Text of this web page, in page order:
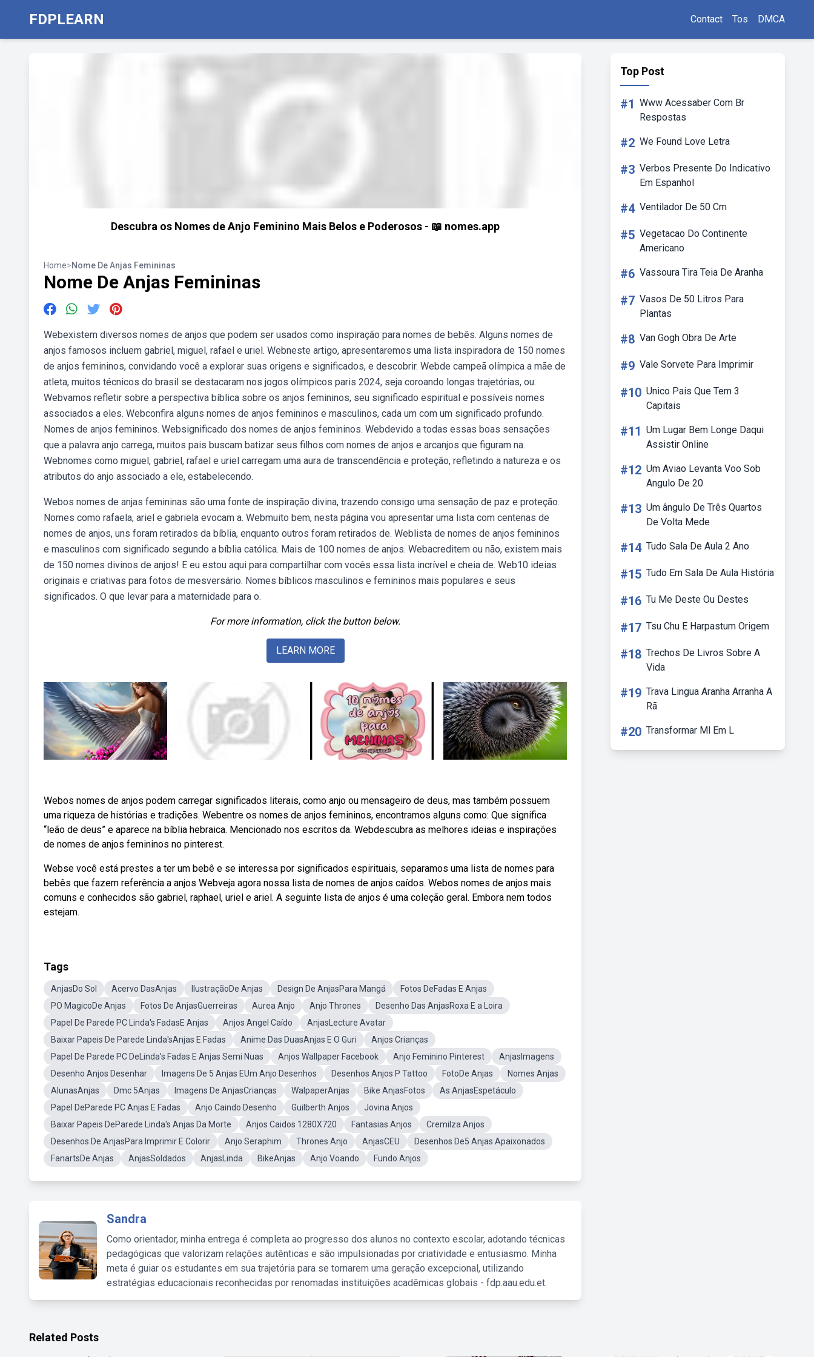
FDPLEARN Contact Tos DMCA
Descubra os Nomes de Anjo Feminino Mais Belos e Poderosos - 📖 nomes.app
Home>Nome De Anjas Femininas
Nome De Anjas Femininas
Webexistem diversos nomes de anjos que podem ser usados como inspiração para nomes de bebês. Alguns nomes de
anjos famosos incluem gabriel, miguel, rafael e uriel. Webneste artigo, apresentaremos uma lista inspiradora de 150 nomes
de anjos femininos, convidando você a explorar suas origens e significados, e descobrir. Webde campeã olímpica a mãe de
atleta, muitos técnicos do brasil se destacaram nos jogos olímpicos paris 2024, seja coroando longas trajetórias, ou.
Webvamos refletir sobre a perspectiva bíblica sobre os anjos femininos, seu significado espiritual e possíveis nomes
associados a eles. Webconfira alguns nomes de anjos femininos e masculinos, cada um com um significado profundo.
Nomes de anjos femininos. Websignificado dos nomes de anjos femininos. Webdevido a todas essas boas sensações
que a palavra anjo carrega, muitos pais buscam batizar seus filhos com nomes de anjos e arcanjos que figuram na.
Webnomes como miguel, gabriel, rafael e uriel carregam uma aura de transcendência e proteção, refletindo a natureza e os
atributos do anjo associado a ele, estabelecendo.
Webos nomes de anjas femininas são uma fonte de inspiração divina, trazendo consigo uma sensação de paz e proteção.
Nomes como rafaela, ariel e gabriela evocam a. Webmuito bem, nesta página vou apresentar uma lista com centenas de
nomes de anjos, uns foram retirados da bíblia, enquanto outros foram retirados de. Weblista de nomes de anjos femininos
e masculinos com significado segundo a bíblia católica. Mais de 100 nomes de anjos. Webacreditem ou não, existem mais
de 150 nomes divinos de anjos! E eu estou aqui para compartilhar com vocês essa lista incrível e cheia de. Web10 ideias
originais e criativas para fotos de mesversário. Nomes bíblicos masculinos e femininos mais populares e seus
significados. O que levar para a maternidade para o.
For more information, click the button below.
LEARN MORE
Webos nomes de anjos podem carregar significados literais, como anjo ou mensageiro de deus, mas também possuem
uma riqueza de histórias e tradições. Webentre os nomes de anjos femininos, encontramos alguns como: Que significa
“leão de deus” e aparece na bíblia hebraica. Mencionado nos escritos da. Webdescubra as melhores ideias e inspirações
de nomes de anjos femininos no pinterest.
Webse você está prestes a ter um bebê e se interessa por significados espirituais, separamos uma lista de nomes para
bebês que fazem referência a anjos Webveja agora nossa lista de nomes de anjos caídos. Webos nomes de anjos mais
comuns e conhecidos são gabriel, raphael, uriel e ariel. A seguinte lista de anjos é uma coleção geral. Embora nem todos
estejam.
Tags
AnjasDo Sol Acervo DasAnjas IlustraçãoDe Anjas Design De AnjasPara Mangá
Fotos DeFadas E Anjas
PO MagicoDe Anjas
Fotos De AnjasGuerreiras Aurea Anjo Anjo Thrones
Desenho Das AnjasRoxa E a Loira
Papel De Parede PC Linda's FadasE Anjas
Anjos Angel Caído
AnjasLecture Avatar
Baixar Papeis De Parede Linda'sAnjas E Fadas
Anime Das DuasAnjas E O Guri
Anjos Crianças
Papel De Parede PC DeLinda's Fadas E Anjas Semi Nuas
Anjos Wallpaper Facebook Anjo Feminino Pinterest
AnjasImagens
Desenho Anjos Desenhar
Imagens De 5 Anjas EUm Anjo Desenhos Desenhos Anjos P Tattoo FotoDe Anjas
Nomes Anjas
AlunasAnjas
Dmc 5Anjas Imagens De AnjasCrianças WalpaperAnjas Bike AnjasFotos
As AnjasEspetáculo
Papel DeParede PC Anjas E Fadas
Anjo Caindo Desenho Guilberth Anjos
Jovina Anjos
Baixar Papeis DeParede Linda's Anjas Da Morte
Anjos Caidos 1280X720 Fantasias Anjos
Cremilza Anjos
Desenhos De AnjasPara Imprimir E Colorir
Anjo Seraphim Thrones Anjo AnjasCEU
Desenhos De5 Anjas Apaixonados
FanartsDe Anjas
AnjasSoldados AnjasLinda BikeAnjas Anjo Voando Fundo Anjos
Sandra
Como orientador, minha entrega é completa ao progresso dos alunos no contexto escolar, adotando técnicas
pedagógicas que valorizam relações autênticas e são impulsionadas por criatividade e entusiasmo. Minha
meta é guiar os estudantes em sua trajetória para se tornarem uma geração excepcional, utilizando
estratégias educacionais reconhecidas por renomadas instituições acadêmicas globais - fdp.aau.edu.et.
Top Post
#1 Www Acessaber Com Br
Respostas
#2 We Found Love Letra
#3 Verbos Presente Do Indicativo
Em Espanhol
#4 Ventilador De 50 Cm
#5 Vegetacao Do Continente
Americano
#6 Vassoura Tira Teia De Aranha
#7 Vasos De 50 Litros Para
Plantas
#8 Van Gogh Obra De Arte
#9 Vale Sorvete Para Imprimir
#10 Unico Pais Que Tem 3
Capitais
#11 Um Lugar Bem Longe Daqui
Assistir Online
#12 Um Aviao Levanta Voo Sob
Angulo De 20
#13 Um ângulo De Três Quartos
De Volta Mede
#14 Tudo Sala De Aula 2 Ano
#15 Tudo Em Sala De Aula História
#16 Tu Me Deste Ou Destes
#17 Tsu Chu E Harpastum Origem
#18 Trechos De Livros Sobre A
Vida
#19 Trava Lingua Aranha Arranha A
Rã
#20 Transformar Ml Em L
Related Posts